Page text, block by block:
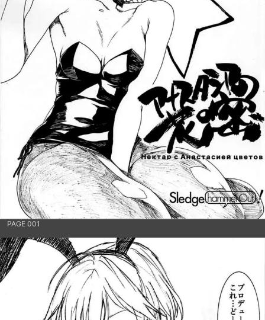
PAGE 001